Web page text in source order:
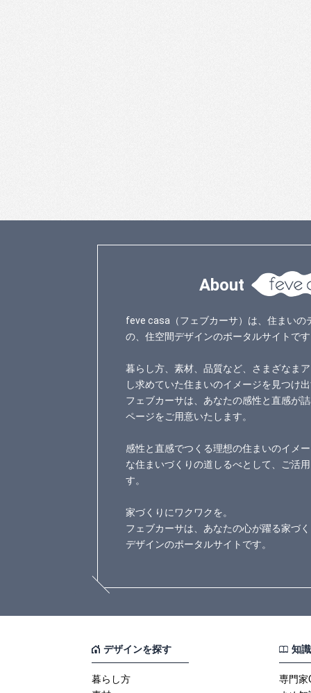
About
feve casa（フェブカーサ）は、住まいの
の、住空間デザインのポータルサイトで
暮らし方、素材、品質など、さまざなま
し求めていた住まいのイメージを見つけ
フェブカーサは、あなたの感性と直感が
ページをご用意いたします。
感性と直感でつくる理想の住まいのイメ
な住まいづくりの道しるべとして、ご活
す。
家づくりにワクワクを。
フェブカーサは、あなたの心が躍る家づ
デザインのポータルサイトです。
デザインを探す
暮らし方
知
専門家